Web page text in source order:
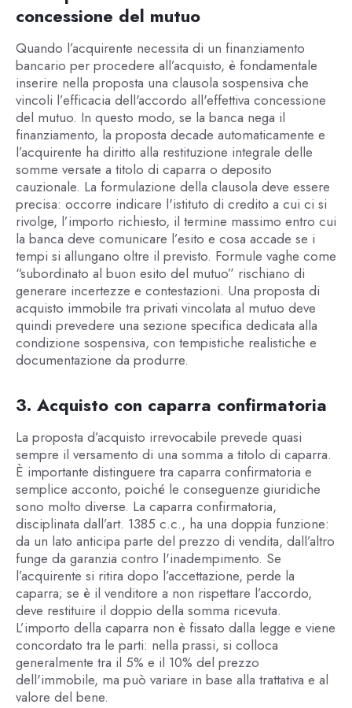
concessione del mutuo
Quando l’acquirente necessita di un finanziamento
bancario per procedere all’acquisto, è fondamentale
inserire nella proposta una clausola sospensiva che
vincoli l’efficacia dell'accordo all'effettiva concessione
del mutuo. In questo modo, se la banca nega il
finanziamento, la proposta decade automaticamente e
l’acquirente ha diritto alla restituzione integrale delle
somme versate a titolo di caparra o deposito
cauzionale. La formulazione della clausola deve essere
precisa: occorre indicare l'istituto di credito a cui ci si
rivolge, l’importo richiesto, il termine massimo entro cui
la banca deve comunicare l’esito e cosa accade se i
tempi si allungano oltre il previsto. Formule vaghe come
“subordinato al buon esito del mutuo” rischiano di
generare incertezze e contestazioni. Una proposta di
acquisto immobile tra privati vincolata al mutuo deve
quindi prevedere una sezione specifica dedicata alla
condizione sospensiva, con tempistiche realistiche e
documentazione da produrre.
3. Acquisto con caparra confirmatoria
La proposta d’acquisto irrevocabile prevede quasi
sempre il versamento di una somma a titolo di caparra.
È importante distinguere tra caparra confirmatoria e
semplice acconto, poiché le conseguenze giuridiche
sono molto diverse. La caparra confirmatoria,
disciplinata dall’art. 1385 c.c., ha una doppia funzione:
da un lato anticipa parte del prezzo di vendita, dall’altro
funge da garanzia contro l'inadempimento. Se
l’acquirente si ritira dopo l’accettazione, perde la
caparra; se è il venditore a non rispettare l’accordo,
deve restituire il doppio della somma ricevuta.
L’importo della caparra non è fissato dalla legge e viene
concordato tra le parti: nella prassi, si colloca
generalmente tra il 5% e il 10% del prezzo
dell'immobile, ma può variare in base alla trattativa e al
valore del bene.